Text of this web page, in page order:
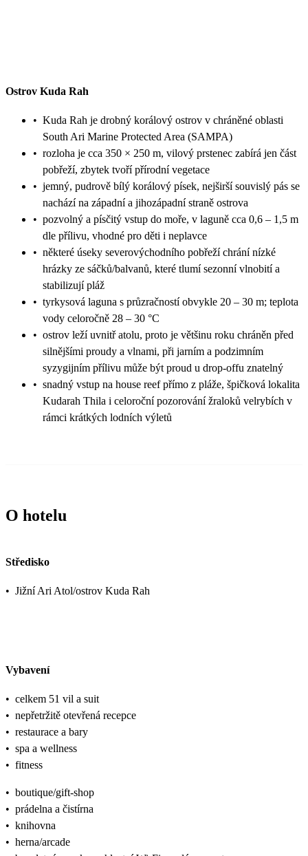
Ostrov Kuda Rah
• Kuda Rah je drobný korálový ostrov v chráněné oblasti
South Ari Marine Protected Area (SAMPA)
• rozloha je cca 350 × 250 m, vilový prstenec zabírá jen část
pobřeží, zbytek tvoří přírodní vegetace
• jemný, pudrově bílý korálový písek, nejširší souvislý pás se
nachází na západní a jihozápadní straně ostrova
• pozvolný a písčitý vstup do moře, v laguně cca 0,6 – 1,5 m
dle přílivu, vhodné pro děti i neplavce
• některé úseky severovýchodního pobřeží chrání nízké
hrázky ze sáčků/balvanů, které tlumí sezonní vlnobití a
stabilizují pláž
• tyrkysová laguna s průzračností obvykle 20 – 30 m; teplota
vody celoročně 28 – 30 °C
• ostrov leží uvnitř atolu, proto je většinu roku chráněn před
silnějšími proudy a vlnami, při jarním a podzimním
syzygijním přílivu může být proud u drop-offu znatelný
• snadný vstup na house reef přímo z pláže, špičková lokalita
Kudarah Thila i celoroční pozorování žraloků velrybích v
rámci krátkých lodních výletů
O hotelu
Středisko
• Jižní Ari Atol/ostrov Kuda Rah
Vybavení
• celkem 51 vil a suit
• nepřetržitě otevřená recepce
• restaurace a bary
• spa a wellness
• fitness
• boutique/gift-shop
• prádelna a čistírna
• knihovna
• herna/arcade